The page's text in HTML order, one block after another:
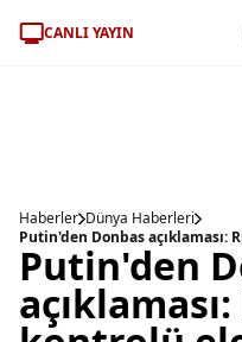
CANLI YAYIN
Haberler Dünya Haberleri
Putin'den Donbas açıklaması:
Putin'den